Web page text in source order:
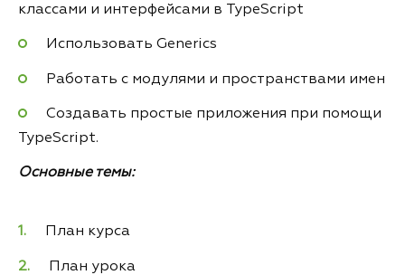
классами и интерфейсами в TypeScript
Использовать Generics
Работать с модулями и пространствами имен
Создавать простые приложения при помощи
TypeScript.
Основные темы:
План курса
План урока